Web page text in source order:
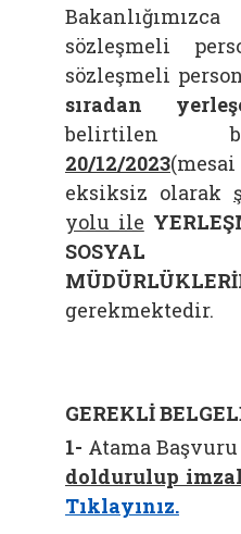
sözleşmeli
sözleşmeli
sıradan
belirtilen
20/12/2023
eksiksiz olarak
yolu ile
SOSYAL
gerekmektedir.
GEREKLİ
1- Atama
doldurulup
Tıklayınız.